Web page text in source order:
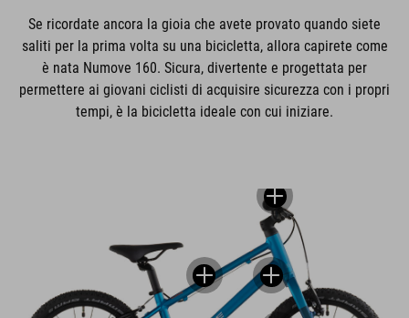
Se ricordate ancora la gioia che avete provato quando siete
saliti per la prima volta su una bicicletta, allora capirete come
è nata Numove 160. Sicura, divertente e progettata per
permettere ai giovani ciclisti di acquisire sicurezza con i propri
tempi, è la bicicletta ideale con cui iniziare.